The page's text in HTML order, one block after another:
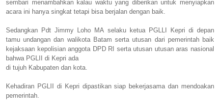
sembari menambahkan kalau waktu yang diberikan untuk menyiapkan
acara ini hanya singkat tetapi bisa berjalan dengan baik.
Sedangkan Pdt Jimmy Loho MA selaku ketua PGLLI Kepri di depan
tamu undangan dan walikota Batam serta utusan dari pemerintah baik
kejaksaan kepolisian anggota DPD RI serta utusan utusan aras nasional
bahwa PGLII di Kepri ada
di tujuh Kabupaten dan kota.
Kehadiran PGLII di Kepri dipastikan siap bekerjasama dan mendoakan
pemerintah.